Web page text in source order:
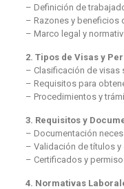
– Definición de
– Razones y beneficios
– Marco legal y
2. Tipos de Visas y
– Clasificación de visas
– Requisitos para
– Procedimientos y
3. Requisitos y
– Documentación
– Validación de títulos y
– Certificados y
4. Normativas